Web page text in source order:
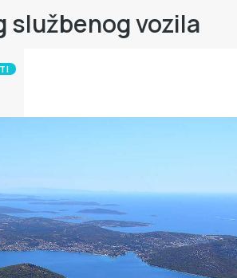
službenog vozila